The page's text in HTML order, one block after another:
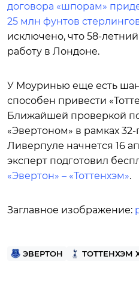
договора «шпорам»
25 млн фунтов
исключено, что 58-
работу в Лондоне.
У Моуринью еще есть
способен привести
Ближайшей проверкой
«Эвертоном» в рамках
Ливерпуле начнется 16
эксперт подготовил
«Эвертон» – «Тоттенхэм».
Заглавное изображение:
ЭВЕРТОН ТОТТЕНХЭМ